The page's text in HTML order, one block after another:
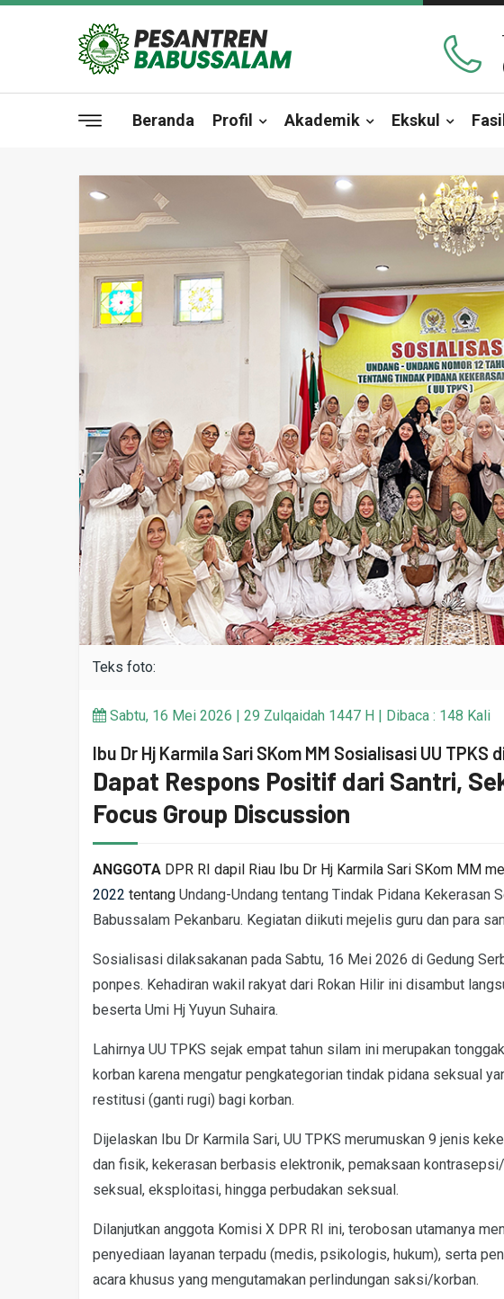
Beranda Profil Akademik Ekskul
Teks foto:
Sabtu, 16 Mei 2026 | 29 Zulqaidah 1447 H | Dibaca : 148 Kali
Ibu Dr Hj Karmila Sari SKom MM Sosialisasi UU
Dapat Respons Positif dari Santri,
Focus Group Discussion
ANGGOTA DPR RI dapil Riau Ibu Dr Hj Karmila Sari SKom MM
2022 tentang Undang-Undang tentang Tindak Pidana Kekerasan
Babussalam Pekanbaru. Kegiatan diikuti mejelis guru dan para
Sosialisasi dilaksakanan pada Sabtu, 16 Mei 2026 di Gedung
ponpes. Kehadiran wakil rakyat dari Rokan Hilir ini disambut
beserta Umi Hj Yuyun Suhaira.
Lahirnya UU TPKS sejak empat tahun silam ini merupakan
korban karena mengatur pengkategorian tindak pidana seksual
restitusi (ganti rugi) bagi korban.
Dijelaskan Ibu Dr Karmila Sari, UU TPKS merumuskan 9 jenis
dan fisik, kekerasan berbasis elektronik, pemaksaan
seksual, eksploitasi, hingga perbudakan seksual.
Dilanjutkan anggota Komisi X DPR RI ini, terobosan utamanya
penyediaan layanan terpadu (medis, psikologis, hukum), serta
acara khusus yang mengutamakan perlindungan saksi/korban.